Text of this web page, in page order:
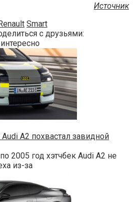
Источник
Smart
с друзьями:
A2 похвастал завидной
2005 год хэтчбек Audi A2 не
из-за